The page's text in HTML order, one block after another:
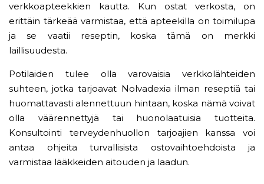
verkkoapteekkien kautta. Kun ostat verkosta, on
erittäin tärkeää varmistaa, että apteekilla on toimilupa
ja se vaatii reseptin, koska tämä on merkki
laillisuudesta.
Potilaiden tulee olla varovaisia ​​verkkolähteiden
suhteen, jotka tarjoavat Nolvadexia ilman reseptiä tai
huomattavasti alennettuun hintaan, koska nämä voivat
olla väärennettyjä tai huonolaatuisia tuotteita.
Konsultointi terveydenhuollon tarjoajien kanssa voi
antaa ohjeita turvallisista ostovaihtoehdoista ja
varmistaa lääkkeiden aitouden ja laadun.